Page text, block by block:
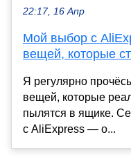
22:17, 16 Апр
Мой выбор с
вещей, которые
Я регулярно
вещей, которые
пылятся в ящике.
с AliExpress — о...